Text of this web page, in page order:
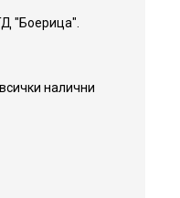
"Боерица".
налични